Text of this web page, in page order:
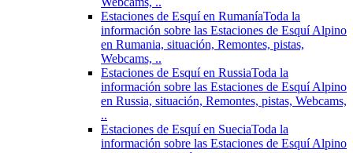
Estaciones de Esquí en RumaníaToda la
información sobre las Estaciones de Esquí Alpino
en Rumania, situación, Remontes, pistas,
Webcams, ..
Estaciones de Esquí en RussiaToda la
información sobre las Estaciones de Esquí Alpino
en Russia, situación, Remontes, pistas, Webcams,
..
Estaciones de Esquí en SueciaToda la
información sobre las Estaciones de Esquí Alpino